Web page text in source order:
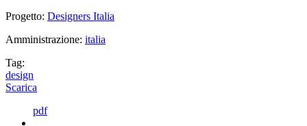
Progetto: Designers Italia
Amministrazione: italia
Tag:
design
Scarica
pdf